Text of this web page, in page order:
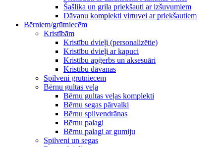
Šašlika un grila priekšauti ar izšuvumiem
Dāvanu komplekti virtuvei ar priekšautiem
Bērniem/grūtniecēm
Kristībām
Kristību dvieļi (personalizētie)
Kristību dvieļi ar kapuci
Kristību apģerbs un aksesuāri
Kristību dāvanas
Spilveni grūtniecēm
Bērnu gultas veļa
Bērnu gultas veļas komplekti
Bērnu segas pārvalki
Bērnu spilvendrānas
Bērnu palagi
Bērnu palagi ar gumiju
Spilveni un segas